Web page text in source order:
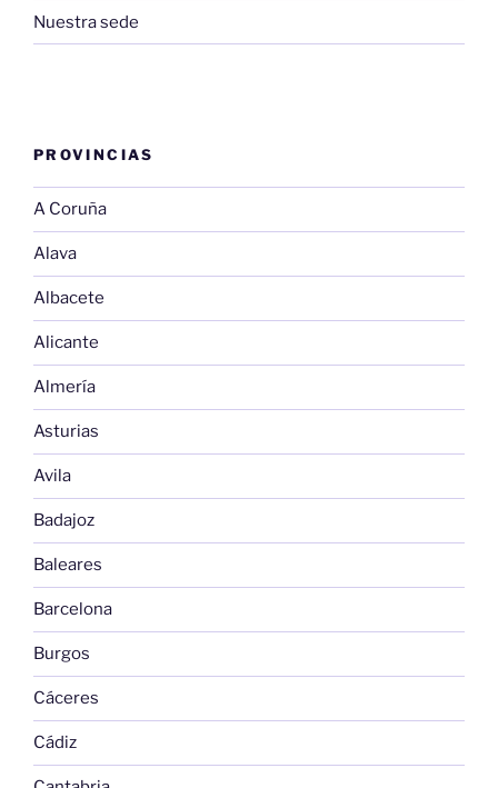
Nuestra sede
PROVINCIAS
A Coruña
Alava
Albacete
Alicante
Almería
Asturias
Avila
Badajoz
Baleares
Barcelona
Burgos
Cáceres
Cádiz